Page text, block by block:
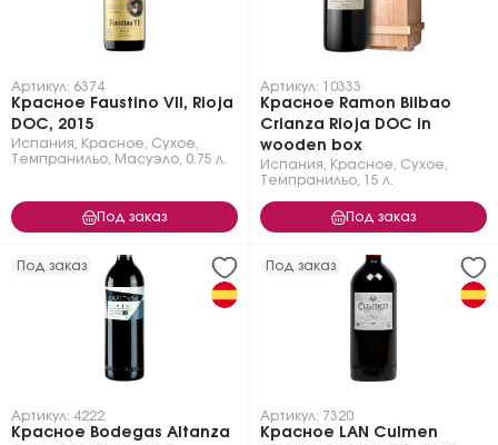
Артикул: 6374
Красное Faustino VII, Rioja
DOC, 2015
Испания Красное Сухое
Темпранильо
Масуэло 0.75 л.
Под заказ
Артикул: 10333
Красное Ramon Bilbao
Crianza Rioja DOC in
wooden box
Испания Красное Сухое
Темпранильо 15 л.
Под заказ
Под заказ
Артикул: 4222
Красное Bodegas Altanza
Под заказ
Артикул: 7320
Красное LAN Culmen